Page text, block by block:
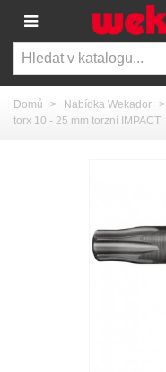
Domů > Nabídka Wekador >
torx 10 - 25 mm torzní IMPACT